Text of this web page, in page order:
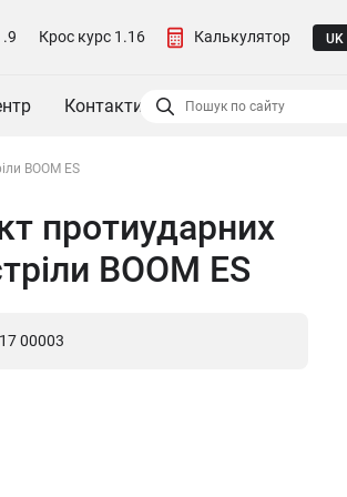
Крос курс 1.16 Калькулятор
Контакти
BOOM ES
протиударних
BOOM ES
00003